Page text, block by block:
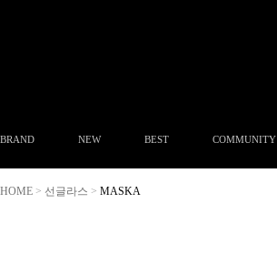
BRAND NEW BEST COMMUNITY
HOME > 선글라스 > MASKA